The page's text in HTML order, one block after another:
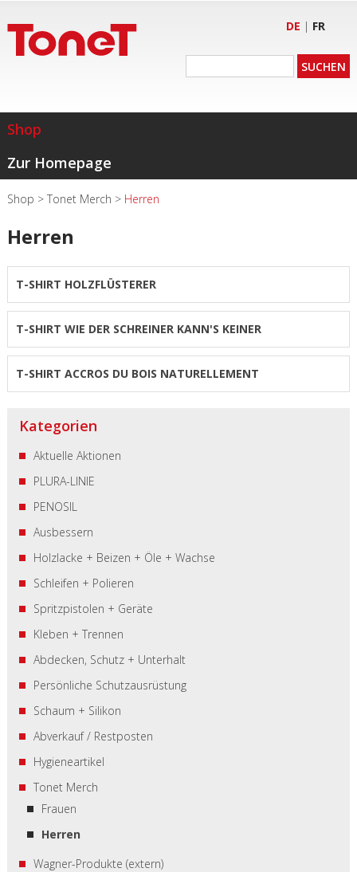
DE | FR
Shop
Zur Homepage
Shop > Tonet Merch > Herren
Herren
T-SHIRT HOLZFLÜSTERER
T-SHIRT WIE DER SCHREINER KANN'S KEINER
T-SHIRT ACCROS DU BOIS NATURELLEMENT
Kategorien
Aktuelle Aktionen
PLURA-LINIE
PENOSIL
Ausbessern
Holzlacke + Beizen + Öle + Wachse
Schleifen + Polieren
Spritzpistolen + Geräte
Kleben + Trennen
Abdecken, Schutz + Unterhalt
Persönliche Schutzausrüstung
Schaum + Silikon
Abverkauf / Restposten
Hygieneartikel
Tonet Merch
Frauen
Herren
Wagner-Produkte (extern)